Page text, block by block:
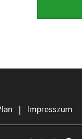
| Impresszum